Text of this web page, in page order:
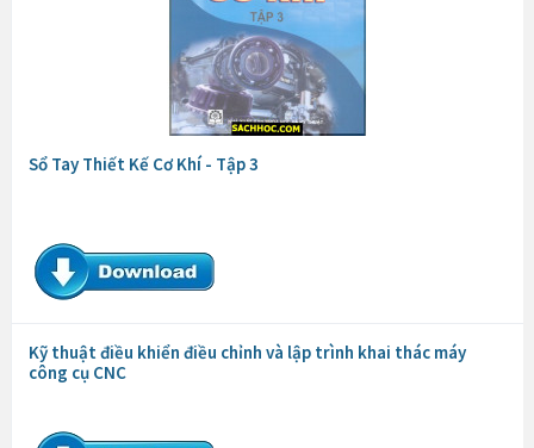
Sổ Tay Thiết Kế Cơ Khí - Tập 3
Kỹ thuật điều khiển điều chỉnh và lập trình khai thác máy
công cụ CNC